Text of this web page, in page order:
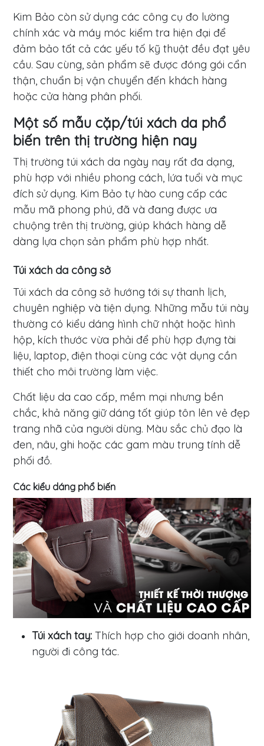
Kim Bảo còn sử dụng các công cụ đo lường
chính xác và máy móc kiểm tra hiện đại để
đảm bảo tất cả các yếu tố kỹ thuật đều đạt yêu
cầu. Sau cùng, sản phẩm sẽ được đóng gói cẩn
thận, chuẩn bị vận chuyển đến khách hàng
hoặc cửa hàng phân phối.
Một số mẫu cặp/túi xách da phổ
biến trên thị trường hiện nay
Thị trường túi xách da ngày nay rất đa dạng,
phù hợp với nhiều phong cách, lứa tuổi và mục
đích sử dụng. Kim Bảo tự hào cung cấp các
mẫu mã phong phú, đã và đang được ưa
chuộng trên thị trường, giúp khách hàng dễ
dàng lựa chọn sản phẩm phù hợp nhất.
Túi xách da công sở
Túi xách da công sở hướng tới sự thanh lịch,
chuyên nghiệp và tiện dụng. Những mẫu túi này
thường có kiểu dáng hình chữ nhật hoặc hình
hộp, kích thước vừa phải để phù hợp đựng tài
liệu, laptop, điện thoại cùng các vật dụng cần
thiết cho môi trường làm việc.
Chất liệu da cao cấp, mềm mại nhưng bền
chắc, khả năng giữ dáng tốt giúp tôn lên vẻ đẹp
trang nhã của người dùng. Màu sắc chủ đạo là
đen, nâu, ghi hoặc các gam màu trung tính dễ
phối đồ.
Các kiểu dáng phổ biến
Túi xách tay: Thích hợp cho giới doanh nhân,
người đi công tác.